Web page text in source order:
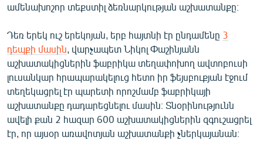
ՁԳՏԵԼՈՎ ԼԱՎԱԳՈՒՅՆԻՆ
ՓՈԴՔԱՍԹ
Հայերեն
English
Русский
ՀԵՏԵՎԵՔ ՄԵԶ
ամենախոշոր տեքստիլ ձեռնարկության աշխատանքը։
Դեռ երեկ ուշ երեկոյան, երբ հայտնի էր ընդամենը 3
դեպքի մասին , վարչապետ Նիկոլ Փաշինյանն
աշխատակիցներին ֆաբրիկա տեղափոխող ավտոբուսի
լուսանկար հրապարակելուց հետո իր ֆեյսբուքյան էջում
տեղեկացրել էր պարետի որոշմամբ ֆաբրիկայի
աշխատանքը դադարեցնելու մասին։ Տնօրինությունն
ավելի քան 2 հազար 600 աշխատակիցներին զգուշացրել
էր, որ այսօր առավոտյան աշխատանքի չներկայանան։